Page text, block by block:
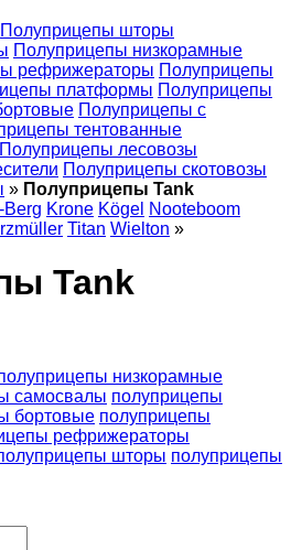
Полуприцепы шторы
Полуприцепы низкорамные
рефрижераторы Полуприцепы
платформы Полуприцепы
Полуприцепы с
тентованные
Полуприцепы лесовозы
Полуприцепы скотовозы
» Полуприцепы Tank
Berg Krone Kögel Nooteboom
Titan Wielton »
Tank
низкорамные
самосвалы полуприцепы
бортовые полуприцепы
рефрижераторы
шторы полуприцепы